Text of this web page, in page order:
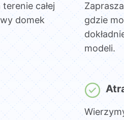
terenie całej
domek
gdzie
modeli.